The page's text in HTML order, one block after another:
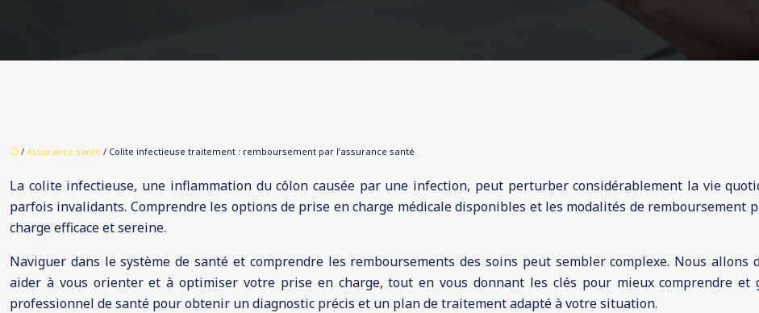
/ Assurance santé / Colite infectieuse traitement : remboursement par l’assurance santé
La colite infectieuse, une inflammation du côlon causée par une infection, peut perturber considérablement la vie
parfois invalidants. Comprendre les options de prise en charge médicale disponibles et les modalités de remboursement
charge efficace et sereine.
Naviguer dans le système de santé et comprendre les remboursements des soins peut sembler complexe. Nous
aider à vous orienter et à optimiser votre prise en charge, tout en vous donnant les clés pour mieux comprendre
professionnel de santé pour obtenir un diagnostic précis et un plan de traitement adapté à votre situation.